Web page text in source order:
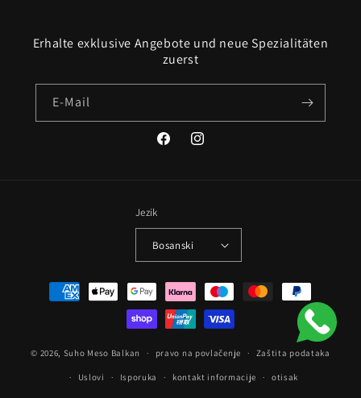
Erhalte exklusive Angebote und neue Spezialitäten
zuerst
E-Mail
FacebookInstagram
Jezik
Bosanski
Zahlungsmethoden
© 2026, Suho Meso Balkan pravo na povlačenje Zaštita podataka
Uslovi Isporuka kontakt informacije otisak